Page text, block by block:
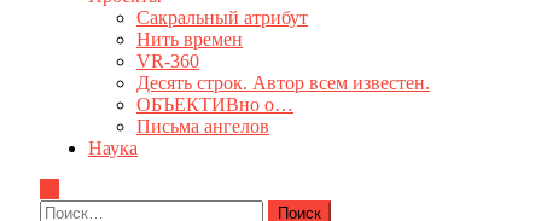
Сакральный атрибут
Нить времен
VR-360
Десять строк. Автор всем известен.
ОБЪЕКТИВно о…
Письма ангелов
Наука
Найти: